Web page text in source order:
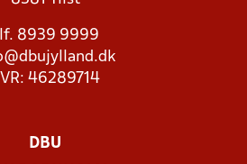
8939 9999
46289714
DBU